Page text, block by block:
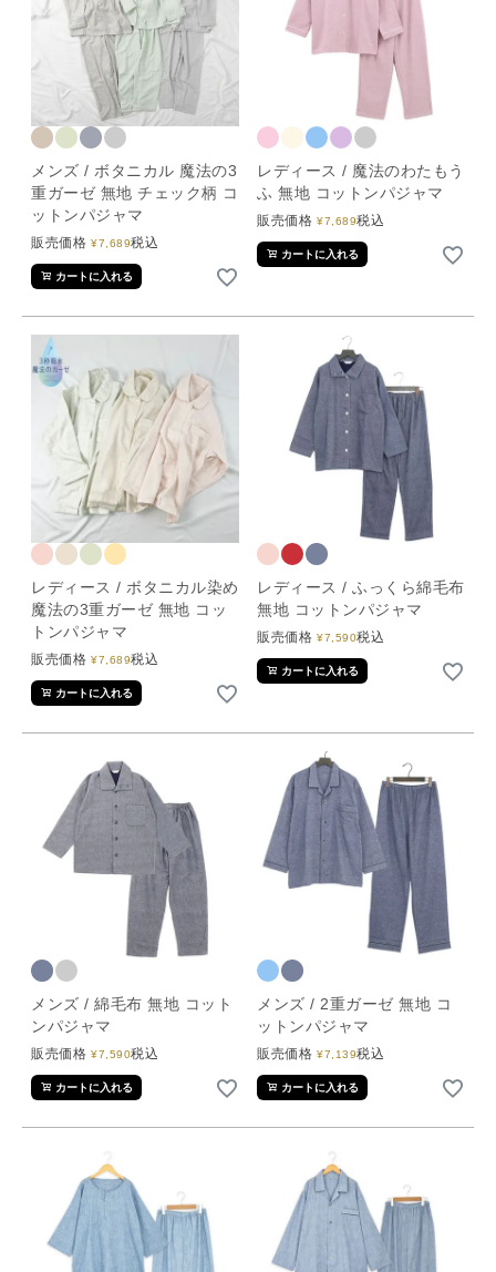
メンズ / ボタニカル 魔法の3
重ガーゼ 無地 チェック柄 コ
ットンパジャマ
販売価格 ¥7,689税込
カートに入れる
レディース / 魔法のわたもう
ふ 無地 コットンパジャマ
販売価格 ¥7,689税込
カートに入れる
レディース / ボタニカル染め
魔法の3重ガーゼ 無地 コッ
トンパジャマ
販売価格 ¥7,689税込
カートに入れる
レディース / ふっくら綿毛布
無地 コットンパジャマ
販売価格 ¥7,590税込
カートに入れる
メンズ / 綿毛布 無地 コット
ンパジャマ
販売価格 ¥7,590税込
カートに入れる
メンズ / 2重ガーゼ 無地 コ
ットンパジャマ
販売価格 ¥7,139税込
カートに入れる